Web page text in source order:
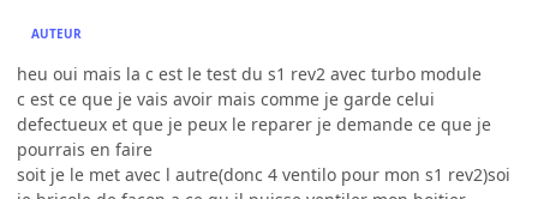
AUTEUR
heu oui mais la c est le test du s1 rev2 avec turbo module
c est ce que je vais avoir mais comme je garde celui
defectueux et que je peux le reparer je demande ce que je
pourrais en faire
soit je le met avec l autre(donc 4 ventilo pour mon s1 rev2)soi